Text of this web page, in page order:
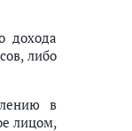
дохода
либо
в
лицом,